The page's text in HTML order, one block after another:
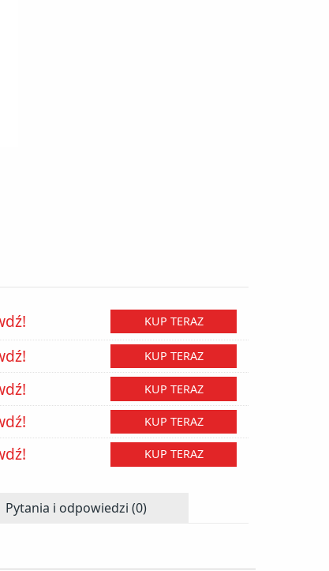
KUP TERAZ
KUP TERAZ
KUP TERAZ
KUP TERAZ
KUP TERAZ
Pytania i odpowiedzi (0)